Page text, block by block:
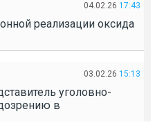
04.02.26 17:43
реализации оксида
03.02.26 15:13
уголовно-
в